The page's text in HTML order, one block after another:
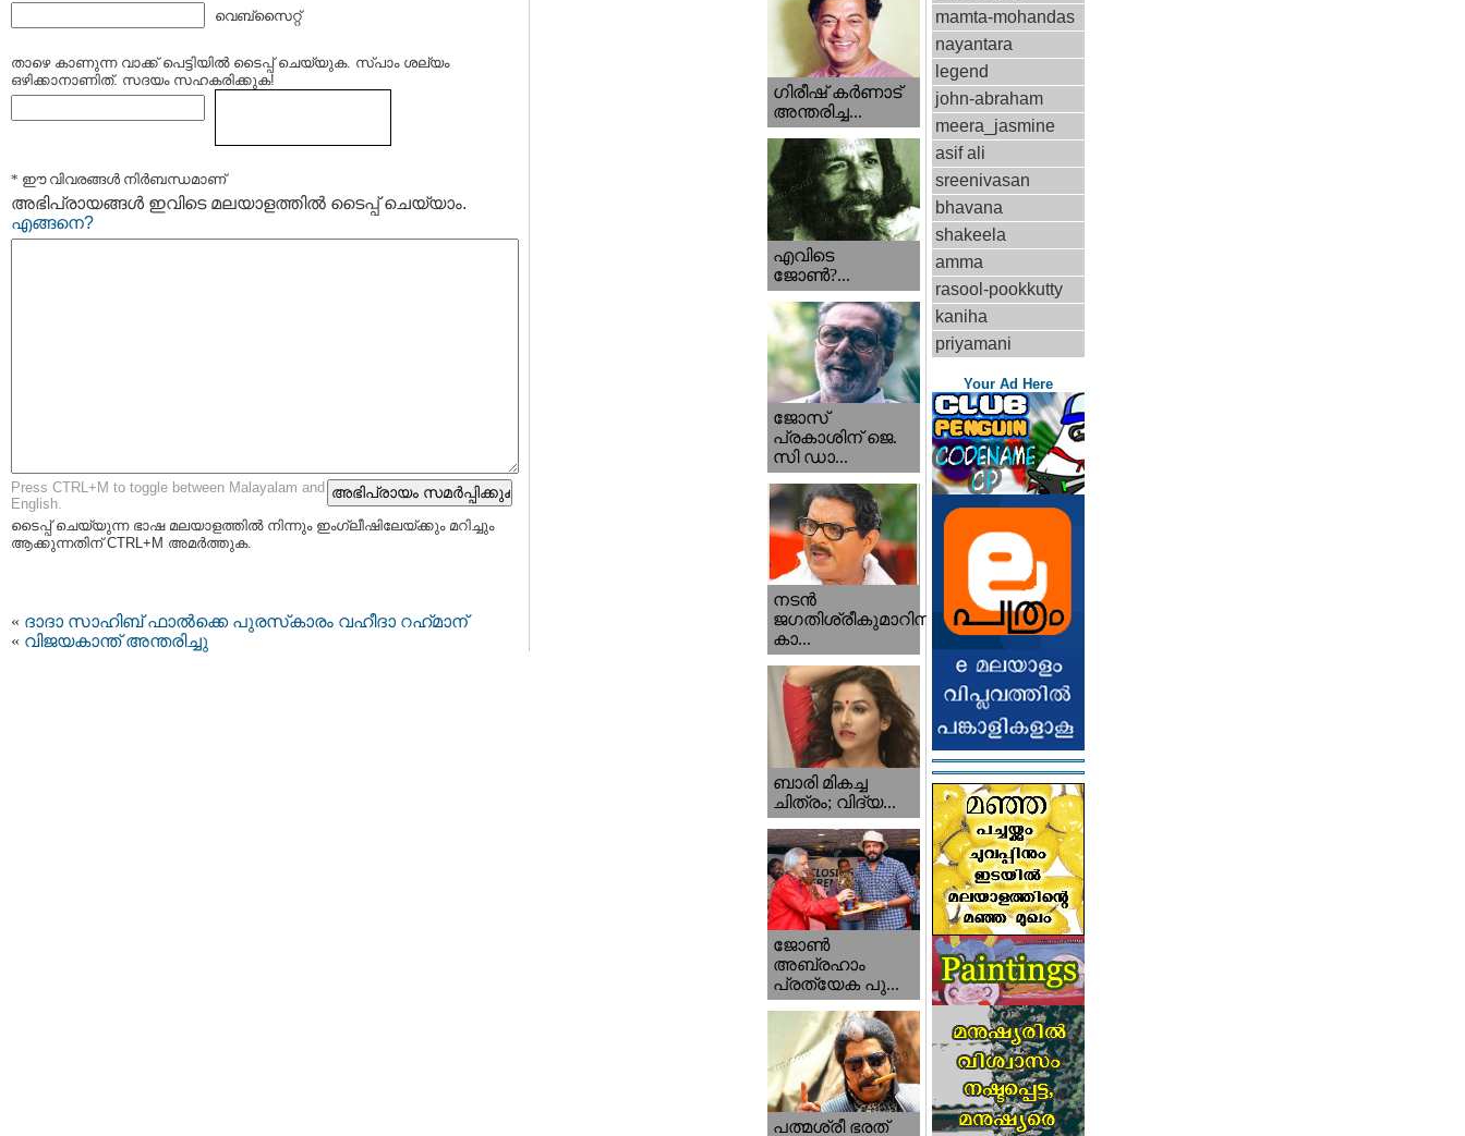
വെബ്സൈറ്റ്
താഴെ കാണുന്ന വാക്ക് പെട്ടിയില്‍ ടൈപ്പ്‌ ചെയ്യുക. സ്പാം ശല്യം
ഒഴിക്കാനാണിത്. സദയം സഹകരിക്കുക!
* ഈ വിവരങ്ങള്‍ നിര്‍ബന്ധമാണ്
അഭിപ്രായങ്ങള്‍ ഇവിടെ മലയാളത്തില്‍ ടൈപ്പ് ചെയ്യാം.
എങ്ങനെ?
Press CTRL+M to toggle between Malayalam and
English.
ടൈപ്പ്‌ ചെയ്യുന്ന ഭാഷ മലയാളത്തില്‍ നിന്നും ഇംഗ്ലീഷിലേയ്ക്കും മറിച്ചും
ആക്കുന്നതിന് CTRL+M അമര്‍ത്തുക.
« ദാദാ സാഹിബ് ഫാല്‍ക്കെ പുരസ്‌കാരം വഹീദാ റഹ്‌മാന്
« വിജയകാന്ത് അന്തരിച്ചു
ഗിരീഷ് കര്‍ണാട്
അന്തരിച്ച...
എവിടെ
ജോണ്‍?...
ജോസ്
പ്രകാശിന് ജെ.
സി ഡാ...
നടന്‍
ജഗതിശ്രീകുമാറിനു
കാ...
ബാരി മികച്ച
ചിത്രം; വിദ്യ...
ജോണ്‍
അബ്രഹാം
പ്രത്യേക പു...
പത്മശ്രീ ഭരത്
mamta-mohandas
nayantara
legend
john-abraham
meera_jasmine
asif ali
sreenivasan
bhavana
shakeela
amma
rasool-pookkutty
kaniha
priyamani
Your Ad Here